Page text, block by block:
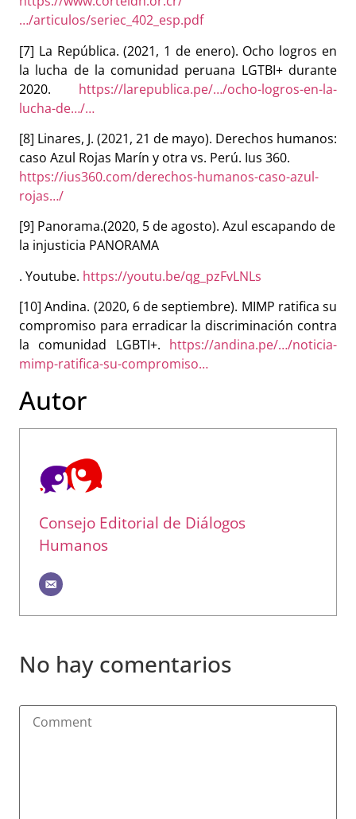
…/articulos/seriec_402_esp.pdf
[7] La República. (2021, 1 de enero). Ocho logros en
la lucha de la comunidad peruana LGTBI+ durante
2020. https://larepublica.pe/…/ocho-logros-en-la-
lucha-de…/…
[8] Linares, J. (2021, 21 de mayo). Derechos humanos:
caso Azul Rojas Marín y otra vs. Perú. Ius 360.
https://ius360.com/derechos-humanos-caso-azul-
rojas…/
[9] Panorama.(2020, 5 de agosto). Azul escapando de
la injusticia PANORAMA
. Youtube. https://youtu.be/qg_pzFvLNLs
[10] Andina. (2020, 6 de septiembre). MIMP ratifica su
compromiso para erradicar la discriminación contra
la comunidad LGBTI+. https://andina.pe/…/noticia-
mimp-ratifica-su-compromiso…
Autor
Consejo Editorial de Diálogos
Humanos
No hay comentarios